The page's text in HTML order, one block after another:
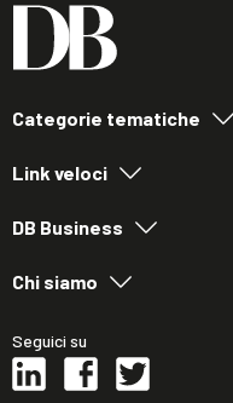
Categorie tematiche
Link veloci
DB Business
Chi siamo
Seguici su